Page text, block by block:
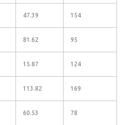
47.39 154
81.62 95
15.87 124
113.82 169
60.53 78